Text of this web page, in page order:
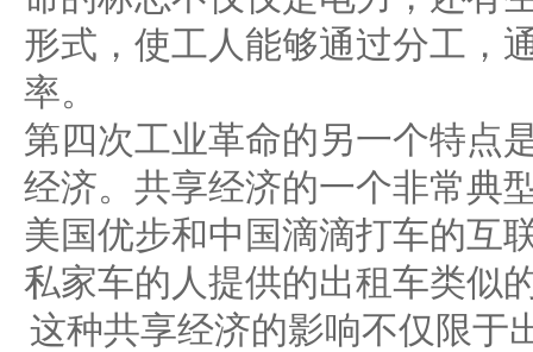
形式，使工人能够通过分工，
率。
第四次工业革命的另一个特
经济。共享经济的一个非常典
美国优步和中国滴滴打车的互
私家车的人提供的出租车类似
这种共享经济的影响不仅限于